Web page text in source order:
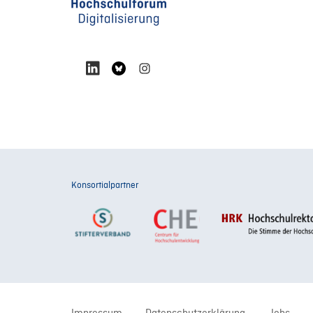
Konsortialpartner